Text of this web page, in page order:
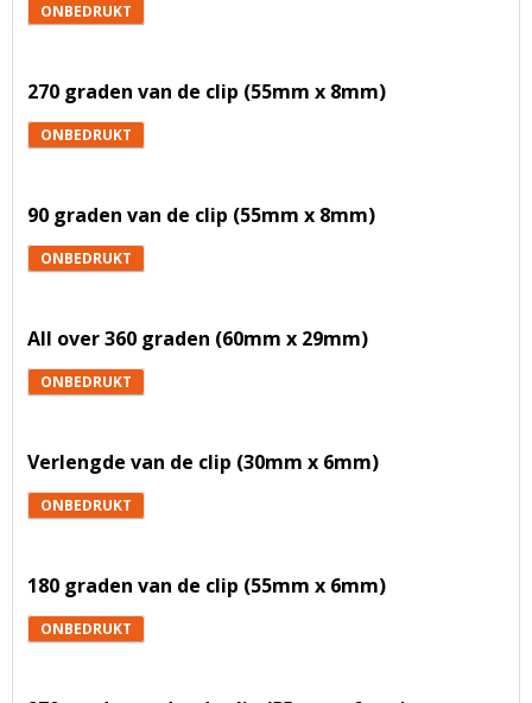
ONBEDRUKT
270 graden van de clip (55mm x 8mm)
ONBEDRUKT
90 graden van de clip (55mm x 8mm)
ONBEDRUKT
All over 360 graden (60mm x 29mm)
ONBEDRUKT
Verlengde van de clip (30mm x 6mm)
ONBEDRUKT
180 graden van de clip (55mm x 6mm)
ONBEDRUKT